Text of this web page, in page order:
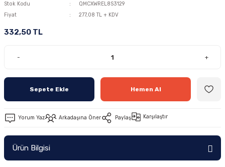
Stok Kodu
QMCXWREL8S3129
Fiyat
277,08 TL + KDV
332,50 TL
- +
Sepete Ekle Hemen Al
Yorum Yaz Arkadaşına Öner Paylaş Karşılaştır
Ürün Bilgisi